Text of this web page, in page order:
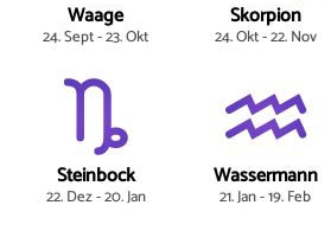
Waage
24. Sept - 23. Okt
Skorpion
24. Okt - 22. Nov
Steinbock
22. Dez - 20. Jan
Wassermann
21. Jan - 19. Feb